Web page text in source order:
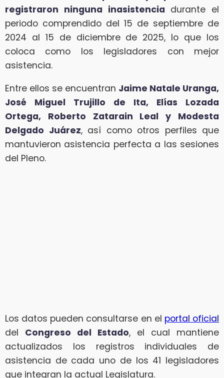
registraron ninguna inasistencia durante el
periodo comprendido del 15 de septiembre de
2024 al 15 de diciembre de 2025, lo que los
coloca como los legisladores con mejor
asistencia.
Entre ellos se encuentran Jaime Natale Uranga,
José Miguel Trujillo de Ita, Elías Lozada
Ortega, Roberto Zatarain Leal y Modesta
Delgado Juárez, así como otros perfiles que
mantuvieron asistencia perfecta a las sesiones
del Pleno.
Los datos pueden consultarse en el portal oficial
del Congreso del Estado, el cual mantiene
actualizados los registros individuales de
asistencia de cada uno de los 41 legisladores
que integran la actual Legislatura.